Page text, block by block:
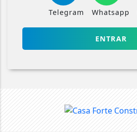
Telegram Whatsapp
ENTRAR